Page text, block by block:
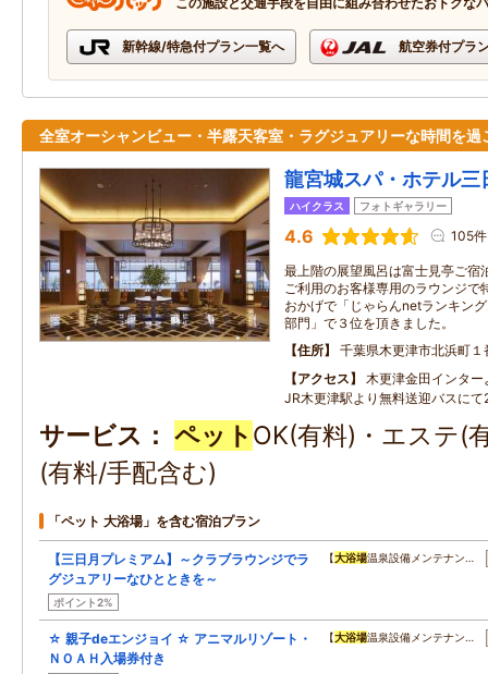
新幹線/特急付プラン一覧へ 航空券付プラ
全室オーシャンビュー・半露天客室・ラグジュアリーな時間を過
龍宮城スパ・ホテル
ハイクラス フォトギャラリー
4.6 105件
最上階の展望風呂は富士見亭ご
ご利用のお客様専用のラウンジ
おかげで「じゃらんnetランキ
部門」で３位を頂きました。
住所
千葉県木更津市北浜町１
アクセス
木更津金田インタ
JR木更津駅より無料送迎バスに
サービス ペット OK(有料)・エステ(
(有料/手配含む)
「ペット 大浴場」を含む宿泊プラン
【三日月プレミアム】～クラブラウンジでラ
グジュアリーなひとときを～
ポイント2%
【大浴場温泉設備メンテナン…
☆ 親子deエンジョイ ☆ アニマルリゾート・
ＮＯＡＨ入場券付き
【大浴場温泉設備メンテナン…